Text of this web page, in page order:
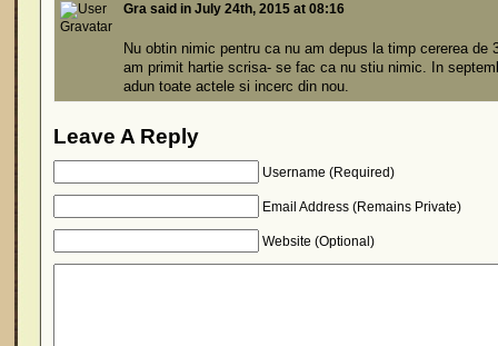
Gra said in July 24th, 2015 at 08:16
Nu obtin nimic pentru ca nu am depus la timp cererea de
am primit hartie scrisa- se fac ca nu stiu nimic. In
adun toate actele si incerc din nou.
Leave A Reply
Username (Required)
Email Address (Remains Private)
Website (Optional)